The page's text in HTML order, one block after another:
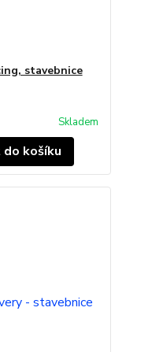
stavebnice
Skladem
košíku